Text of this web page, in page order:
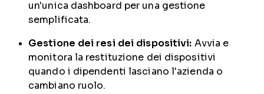
un'unica dashboard per una gestione
semplificata.
Gestione dei resi dei dispositivi: Avvia e
monitora la restituzione dei dispositivi
quando i dipendenti lasciano l'azienda o
cambiano ruolo.